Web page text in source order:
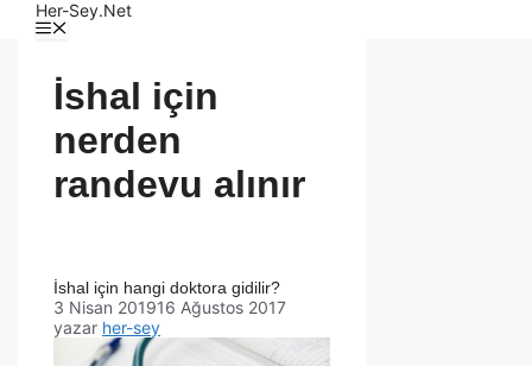
Her-Sey.Net
İshal için
nerden
randevu alınır
İshal için hangi doktora gidilir?
3 Nisan 201916 Ağustos 2017
yazar her-sey